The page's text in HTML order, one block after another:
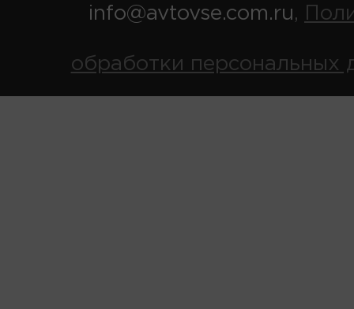
info@avtovse.com.ru,
обработки персональных